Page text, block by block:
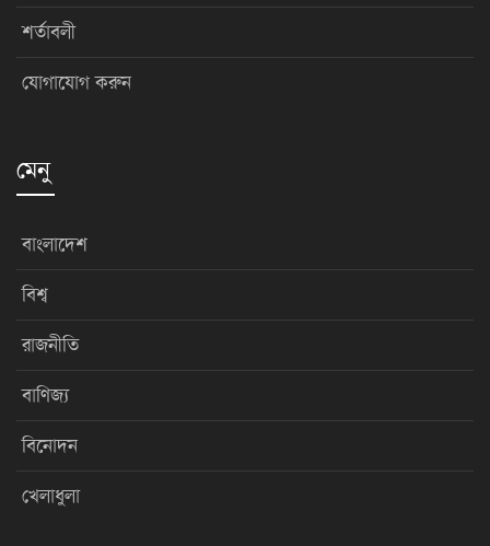
শর্তাবলী
যোগাযোগ করুন
মেনু
বাংলাদেশ
বিশ্ব
রাজনীতি
বাণিজ্য
বিনোদন
খেলাধুলা